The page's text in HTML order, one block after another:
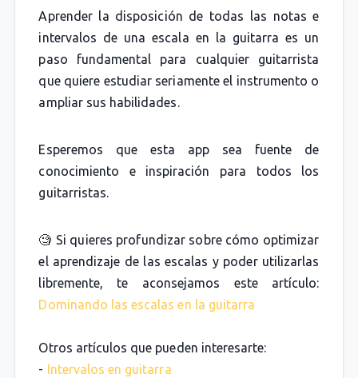
Aprender la disposición de todas las notas e
intervalos de una escala en la guitarra es un
paso fundamental para cualquier guitarrista
que quiere estudiar seriamente el instrumento o
ampliar sus habilidades.
Esperemos que esta app sea fuente de
conocimiento e inspiración para todos los
guitarristas.
🧐 Si quieres profundizar sobre cómo optimizar
el aprendizaje de las escalas y poder utilizarlas
libremente, te aconsejamos este artículo:
Dominando las escalas en la guitarra
Otros artículos que pueden interesarte:
- Intervalos en guitarra